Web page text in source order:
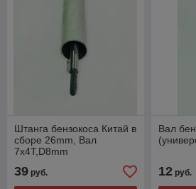
Штанга бензокоса Китай в
сборе 26mm, Вал
7x4T,D8mm
39 руб.
Вал
12руб.